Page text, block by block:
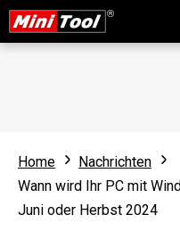
Home
Nachrichten
Wann wird Ihr PC mit
Juni oder Herbst 2024